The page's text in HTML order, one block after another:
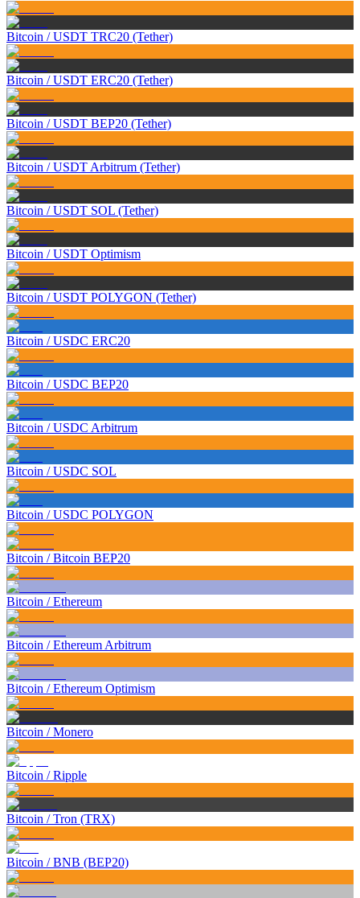
Bitcoin /USDT TRC20 (Tether)
Bitcoin /USDT ERC20 (Tether)
Bitcoin /USDT BEP20 (Tether)
Bitcoin /USDT Arbitrum (Tether)
Bitcoin /USDT SOL (Tether)
Bitcoin /USDT Optimism
Bitcoin /USDT POLYGON (Tether)
Bitcoin /USDC ERC20
Bitcoin /USDC BEP20
Bitcoin /USDC Arbitrum
Bitcoin /USDC SOL
Bitcoin /USDC POLYGON
Bitcoin /Bitcoin BEP20
Bitcoin /Ethereum
Bitcoin /Ethereum Arbitrum
Bitcoin /Ethereum Optimism
Bitcoin /Monero
Bitcoin /Ripple
Bitcoin /Tron (TRX)
Bitcoin /BNB (BEP20)